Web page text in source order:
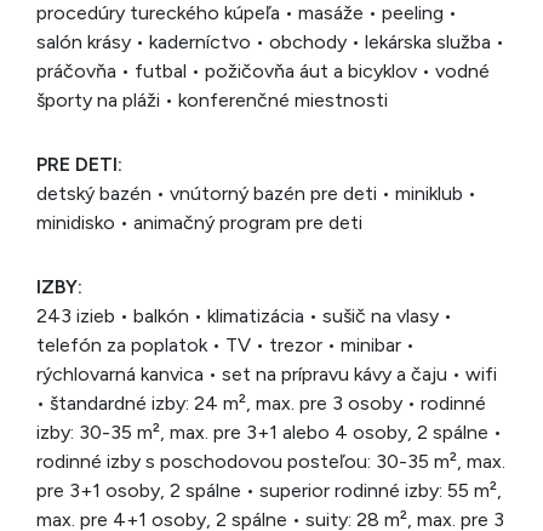
procedúry tureckého kúpeľa • masáže • peeling •
salón krásy • kaderníctvo • obchody • lekárska služba •
práčovňa • futbal • požičovňa áut a bicyklov • vodné
športy na pláži • konferenčné miestnosti
PRE DETI:
detský bazén • vnútorný bazén pre deti • miniklub •
minidisko • animačný program pre deti
IZBY:
243 izieb • balkón • klimatizácia • sušič na vlasy •
telefón za poplatok • TV • trezor • minibar •
rýchlovarná kanvica • set na prípravu kávy a čaju • wifi
• štandardné izby: 24 m², max. pre 3 osoby • rodinné
izby: 30-35 m², max. pre 3+1 alebo 4 osoby, 2 spálne •
rodinné izby s poschodovou posteľou: 30-35 m², max.
pre 3+1 osoby, 2 spálne • superior rodinné izby: 55 m²,
max. pre 4+1 osoby, 2 spálne • suity: 28 m², max. pre 3